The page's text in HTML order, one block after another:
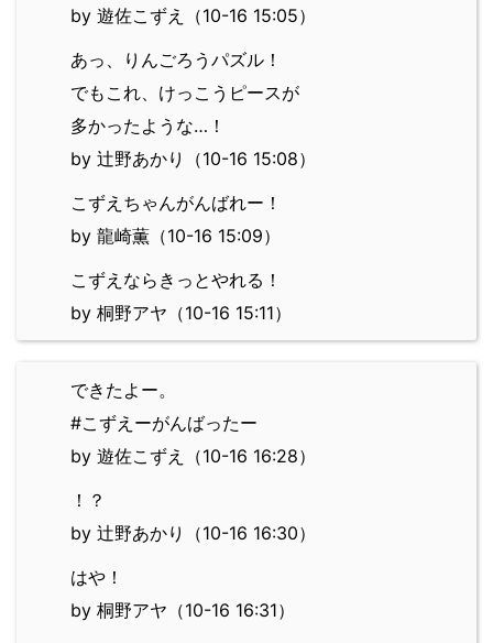
by 遊佐こずえ（10-16 15:05）
あっ、りんごろうパズル！
でもこれ、けっこうピースが
多かったような…！
by 辻野あかり（10-16 15:08）
こずえちゃんがんばれー！
by 龍崎薫（10-16 15:09）
こずえならきっとやれる！
by 桐野アヤ（10-16 15:11）
できたよー。
#こずえーがんばったー
by 遊佐こずえ（10-16 16:28）
！？
by 辻野あかり（10-16 16:30）
はや！
by 桐野アヤ（10-16 16:31）